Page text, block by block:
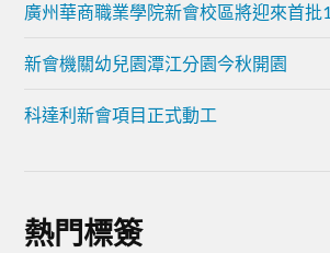
廣州華商職業學院新會校區將迎來首批
新會機關幼兒園潭江分園今秋開園
科達利新會項目正式動工
熱門標簽